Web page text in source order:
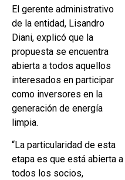
El gerente administrativo
de la entidad, Lisandro
Diani, explicó que la
propuesta se encuentra
abierta a todos aquellos
interesados en participar
como inversores en la
generación de energía
limpia.
“La particularidad de esta
etapa es que está abierta a
todos los socios,